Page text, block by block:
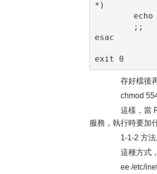
*)
echo
        ;;
esac
exit 0
存好檔後再
chmod 554
這樣，當
服務，執行時要加
1-1-2 方法
這種方式，
ee /etc/